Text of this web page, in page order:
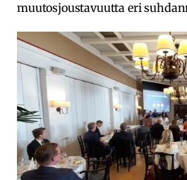
muutosjoustavuutta eri